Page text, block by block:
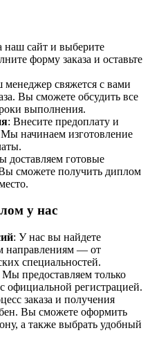
наш сайт и выберите
форму заказа и оставьте
свяжется с вами
Вы сможете обсудить все
выполнения.
: Внесите предоплату и
начинаем изготовление
доставляем готовые
сможете получить диплом
у нас
: У нас вы найдете
направлениям — от
специальностей.
Мы предоставляем только
официальной регистрацией.
заказа и получения
Вы сможете оформить
а также выбрать удобный